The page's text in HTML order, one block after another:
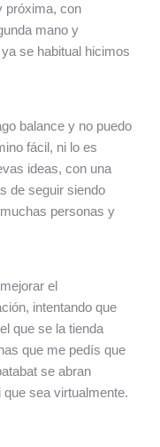
próxima, con
mano y
se habitual hicimos
balance y no puedo
fácil, ni lo es
ideas, con una
de seguir siendo
personas y
el
intentando que
que se la tienda
que me pedís que
se abran
sea virtualmente.